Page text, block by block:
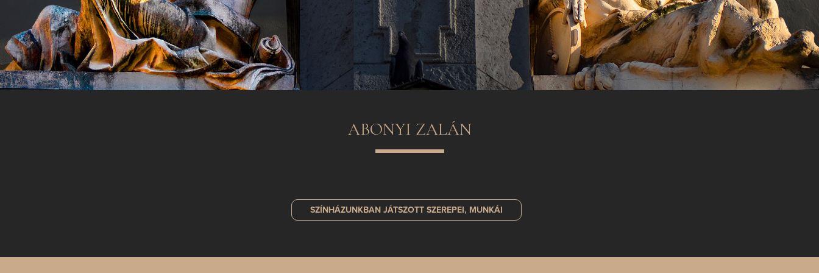
ABONYI ZALÁN
SZÍNHÁZUNKBAN JÁTSZOTT SZEREPEI, MUNKÁI